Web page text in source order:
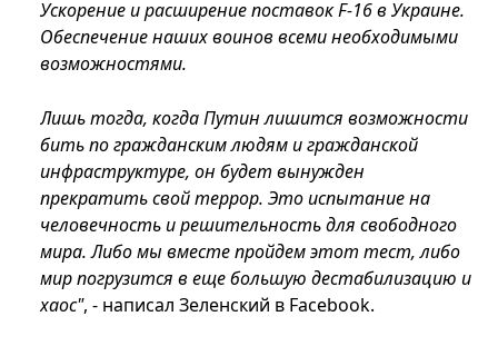
Ускорение и расширение поставок F-16 в Украине.
Обеспечение наших воинов всеми необходимыми
возможностями.
Лишь тогда, когда Путин лишится возможности
бить по гражданским людям и гражданской
инфраструктуре, он будет вынужден
прекратить свой террор. Это испытание на
человечность и решительность для свободного
мира. Либо мы вместе пройдем этот тест, либо
мир погрузится в еще большую дестабилизацию и
хаос", - написал Зеленский в Facebook.